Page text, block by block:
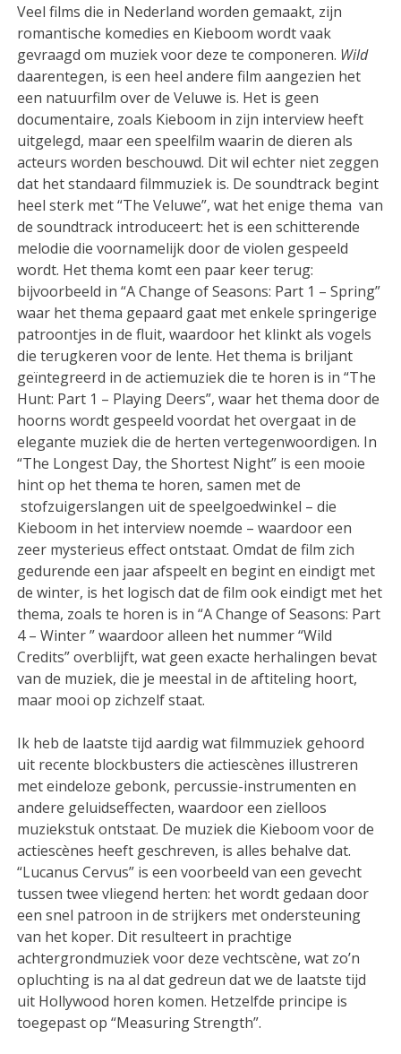
Veel films die in Nederland worden gemaakt, zijn
romantische komedies en Kieboom wordt vaak
gevraagd om muziek voor deze te componeren. Wild
daarentegen, is een heel andere film aangezien het
een natuurfilm over de Veluwe is. Het is geen
documentaire, zoals Kieboom in zijn interview heeft
uitgelegd, maar een speelfilm waarin de dieren als
acteurs worden beschouwd. Dit wil echter niet zeggen
dat het standaard filmmuziek is. De soundtrack begint
heel sterk met “The Veluwe”, wat het enige thema van
de soundtrack introduceert: het is een schitterende
melodie die voornamelijk door de violen gespeeld
wordt. Het thema komt een paar keer terug:
bijvoorbeeld in “A Change of Seasons: Part 1 – Spring”
waar het thema gepaard gaat met enkele springerige
patroontjes in de fluit, waardoor het klinkt als vogels
die terugkeren voor de lente. Het thema is briljant
geïntegreerd in de actiemuziek die te horen is in “The
Hunt: Part 1 – Playing Deers”, waar het thema door de
hoorns wordt gespeeld voordat het overgaat in de
elegante muziek die de herten vertegenwoordigen. In
“The Longest Day, the Shortest Night” is een mooie
hint op het thema te horen, samen met de
stofzuigerslangen uit de speelgoedwinkel – die
Kieboom in het interview noemde – waardoor een
zeer mysterieus effect ontstaat. Omdat de film zich
gedurende een jaar afspeelt en begint en eindigt met
de winter, is het logisch dat de film ook eindigt met het
thema, zoals te horen is in “A Change of Seasons: Part
4 – Winter ” waardoor alleen het nummer “Wild
Credits” overblijft, wat geen exacte herhalingen bevat
van de muziek, die je meestal in de aftiteling hoort,
maar mooi op zichzelf staat.
Ik heb de laatste tijd aardig wat filmmuziek gehoord
uit recente blockbusters die actiescènes illustreren
met eindeloze gebonk, percussie-instrumenten en
andere geluidseffecten, waardoor een zielloos
muziekstuk ontstaat. De muziek die Kieboom voor de
actiescènes heeft geschreven, is alles behalve dat.
“Lucanus Cervus” is een voorbeeld van een gevecht
tussen twee vliegend herten: het wordt gedaan door
een snel patroon in de strijkers met ondersteuning
van het koper. Dit resulteert in prachtige
achtergrondmuziek voor deze vechtscène, wat zo’n
opluchting is na al dat gedreun dat we de laatste tijd
uit Hollywood horen komen. Hetzelfde principe is
toegepast op “Measuring Strength”.